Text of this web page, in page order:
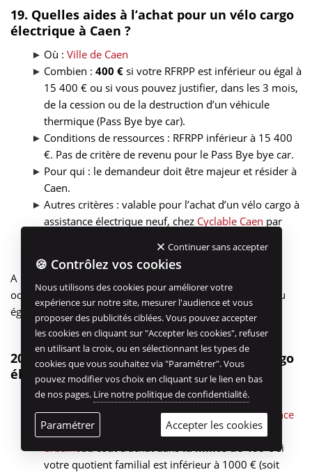
19. Quelles aides à l’achat pour un vélo cargo
électrique à Caen ?
Où : Ville de Caen
Combien : 400 € si votre RFRPP est inférieur ou égal à
15 400 € ou si vous pouvez justifier, dans les 3 mois,
de la cession ou de la destruction d’un véhicule
thermique (Pass Bye bye car).
Conditions de ressources : RFRPP inférieur à 15 400
€. Pas de critère de revenu pour le Pass Bye bye car.
Pour qui : le demandeur doit être majeur et résider à
Caen.
Autres critères : valable pour l’achat d’un vélo cargo à
assistance électrique neuf, chez Cyclable Caen par
vendre le cargo dans l’année suivant l’achat.
A noter : la communauté urbaine Caen la mer peut vous
octroyer un bonus de 50 € si votre RFRPP est inférieur ou
égal à 15 400 €.
20. Quelles aides à l’achat pour un vélo cargo
électrique à Poitiers ?
Où :Grand Poitiers
Combien : 40 %
Aide à l’achat d’un Vélo à Assistance
Electrique (VAE) – Grand Poitiers Communauté
si
votre quotient familial est inférieur à 1000 € (soit
Continuer sans accepter
🍪 Contrôlez vos cookies
Nous utilisons des cookies pour améliorer votre
expérience sur notre site, mesurer l'audience et vous
proposer des publicités ciblées. Vous pouvez accepter
les cookies en cliquant sur "Accepter les cookies", refuser
en utilisant la croix, ou en sélectionnant les types de
cookies que vous souhaitez via "Paramétrer". Vous
pouvez modifier vos choix en cliquant sur le lien en bas
de nos pages. Lire notre politique de confidentialité.
Accepter les cookies
Paramétrer